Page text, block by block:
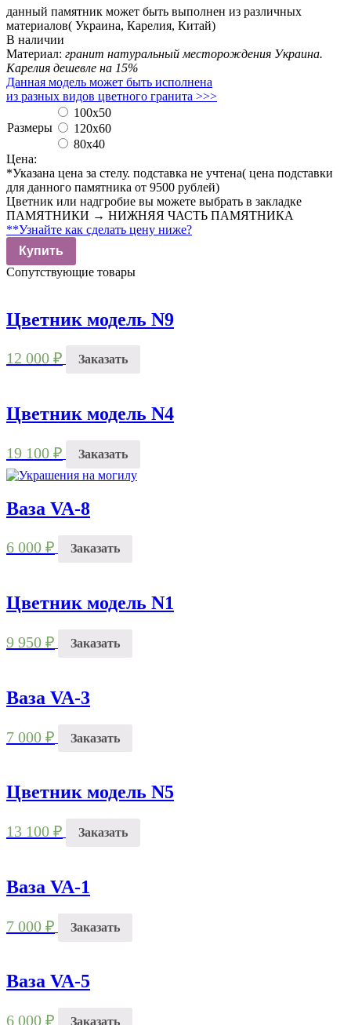
данный памятник может быть выполнен из различных
материалов( Украина, Карелия, Китай)
В наличии
Материал: гранит натуральный месторождения Украина.
Карелия дешевле на 15%
Данная модель может быть исполнена
из разных видов цветного гранита >>>
Размеры
100x50
120х60
80х40
Цена:
*Указана цена за стелу. подставка не учтена( цена подставки
для данного памятника от 9500 рублей)
Цветник или надгробие вы можете выбрать в закладке
ПАМЯТНИКИ → НИЖНЯЯ ЧАСТЬ ПАМЯТНИКА
**Узнайте как сделать цену ниже?
Купить
Сопутствующие товары
Цветник модель N9
12 000 ₽ Заказать
Цветник модель N4
19 100 ₽ Заказать
Ваза VA-8
6 000 ₽ Заказать
Цветник модель N1
9 950 ₽ Заказать
Ваза VA-3
7 000 ₽ Заказать
Цветник модель N5
13 100 ₽ Заказать
Ваза VA-1
7 000 ₽ Заказать
Ваза VA-5
6 000 ₽ Заказать